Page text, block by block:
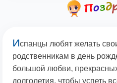
Испанцы любят желать
родственникам в день
большой любви,
долголетия, чтобы успеть